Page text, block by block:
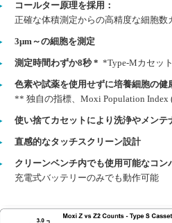
コールター原理を採用：
正確な体積測定からの高精度な細胞数
3μm～の細胞を測定
測定時間わずか8秒 * *Type-Mカセッ
色素や試薬を使用せずに培養細胞の
** 独自の指標、Moxi Population Index
使い捨てカセットにより洗浄やメンテ
直感的なタッチスクリーン設計
クリーンベンチ内でも使用可能なコン
充電式バッテリーのみでも動作可能